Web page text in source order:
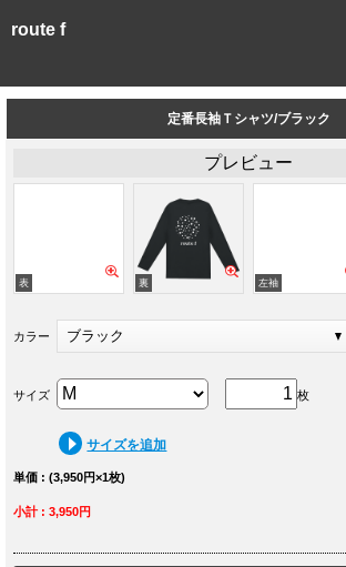
route f
定番長袖Ｔシャツ/ブラック
プレビュー
カラー ブラック
枚
サイズ
サイズを追加
単価 : (3,950円×1枚)
小計 : 3,950円